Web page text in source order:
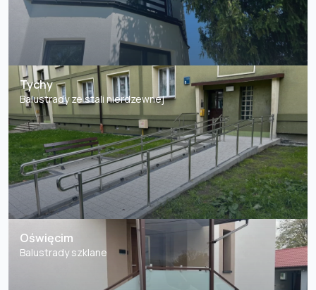
Tychy
Balustrady ze stali nierdzewnej
Oświęcim
Balustrady szklane